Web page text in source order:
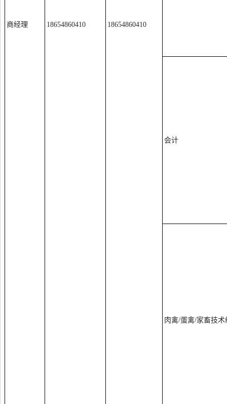
商经理 18654860410 18654860410
会计
肉禽/蛋禽/家畜技术